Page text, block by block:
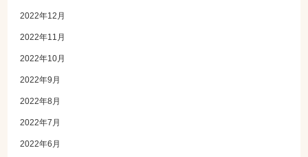
2022年12月
2022年11月
2022年10月
2022年9月
2022年8月
2022年7月
2022年6月